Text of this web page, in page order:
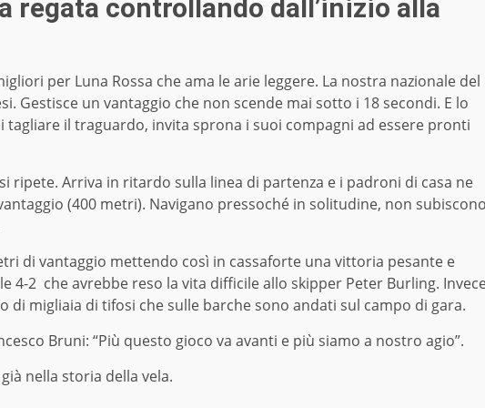
regata controllando dall’inizio alla
per Luna Rossa che ama le arie leggere. La nostra nazionale del
Gestisce un vantaggio che non scende mai sotto i 18 secondi. E lo
tagliare il traguardo, invita sprona i suoi compagni ad essere pronti
ripete. Arriva in ritardo sulla linea di partenza e i padroni di casa ne
(400 metri). Navigano pressoché in solitudine, non
di vantaggio mettendo così in cassaforte una vittoria pesante e
4-2 che avrebbe reso la vita difficile allo skipper Peter Burling.
di migliaia di tifosi che sulle barche sono andati sul campo di gara.
Bruni: “Più questo gioco va avanti e più siamo a nostro agio”.
nella storia della vela.